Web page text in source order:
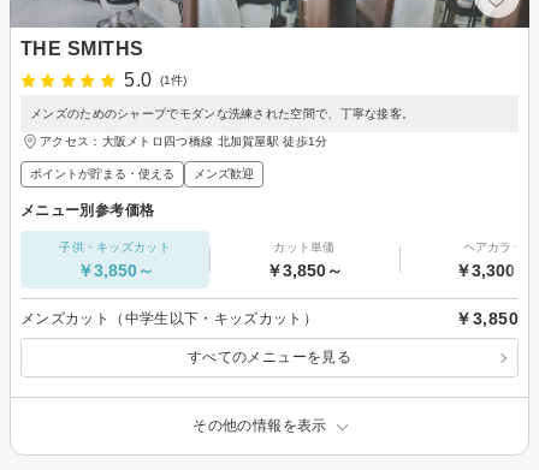
THE SMITHS
5.0
(1件)
メンズのためのシャープでモダンな洗練された空間で、丁寧な接客。
アクセス：大阪メトロ四つ橋線 北加賀屋駅 徒歩1分
ポイントが貯まる・使える メンズ歓迎
メニュー別参考価格
子供・キッズカット
￥3,850～
カット単価
￥3,850～
ヘアカラー
￥3,300～
メンズカット（中学生以下・キッズカット） ￥3,850
すべてのメニューを見る
その他の情報を表示